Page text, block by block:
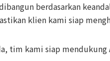
berdasarkan
klien kami siap
tim kami siap mendukung